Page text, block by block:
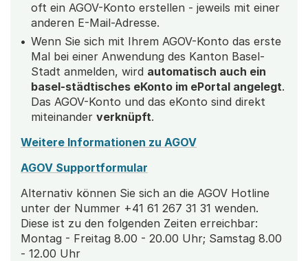
oft ein AGOV-Konto erstellen - jeweils mit einer
anderen E-Mail-Adresse.
Wenn Sie sich mit Ihrem AGOV-Konto das erste
Mal bei einer Anwendung des Kanton Basel-
Stadt anmelden, wird automatisch auch ein
basel-städtisches eKonto im ePortal angelegt.
Das AGOV-Konto und das eKonto sind direkt
miteinander verknüpft.
Weitere Informationen zu AGOV
AGOV Supportformular
Alternativ können Sie sich an die AGOV Hotline
unter der Nummer +41 61 267 31 31 wenden.
Diese ist zu den folgenden Zeiten erreichbar:
Montag - Freitag 8.00 - 20.00 Uhr; Samstag 8.00
- 12.00 Uhr